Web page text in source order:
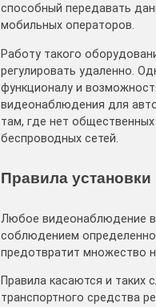
способный передавать
мобильных операторов.
Работу такого
регулировать удаленно.
функционалу и
видеонаблюдения для
там, где нет
беспроводных сетей.
Правила
Любое видеонаблюдение в
соблюдением
предотвратит множество
Правила касаются и таких
транспортного средства